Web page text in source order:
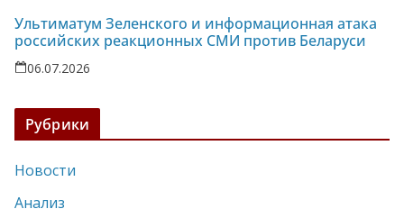
Ультиматум Зеленского и информационная атака
российских реакционных СМИ против Беларуси
06.07.2026
Рубрики
Новости
Анализ